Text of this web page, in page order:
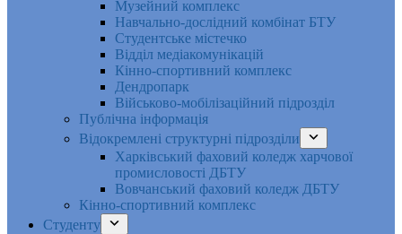
Музейний комплекс
Навчально-дослідний комбінат БТУ
Студентське містечко
Відділ медіакомунікацій
Кінно-спортивний комплекс
Дендропарк
Військово-мобілізаційний підрозділ
Публічна інформація
Відокремлені структурні підрозділи
Харківський фаховий коледж харчової
промисловості ДБТУ
Вовчанський фаховий коледж ДБТУ
Кінно-спортивний комплекс
Студенту